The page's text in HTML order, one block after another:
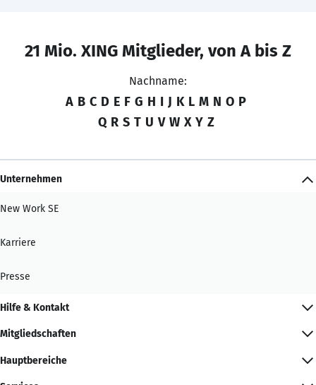
21 Mio. XING Mitglieder, von A bis Z
Nachname:
A B C D E F G H I J K L M N O P
Q R S T U V W X Y Z
Unternehmen
New Work SE
Karriere
Presse
Hilfe & Kontakt
Mitgliedschaften
Hauptbereiche